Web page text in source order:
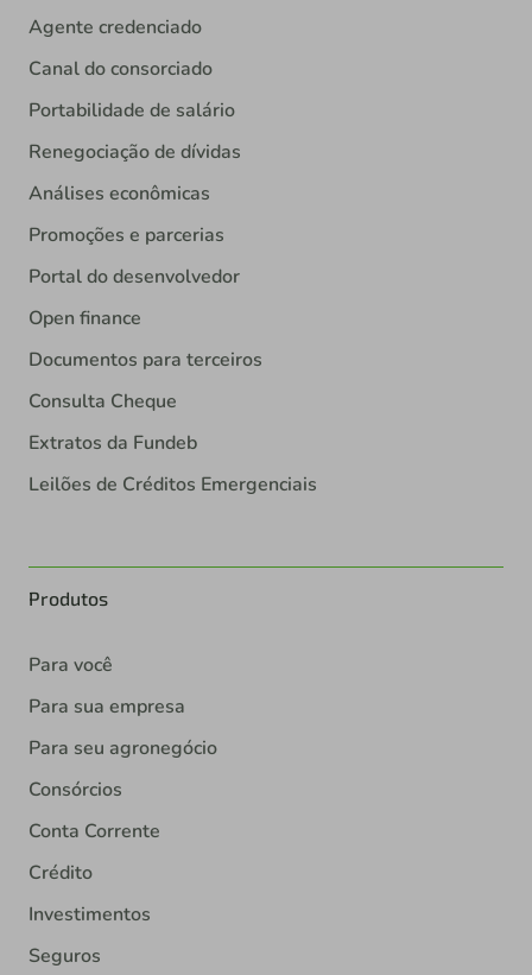
Agente credenciado
Canal do consorciado
Portabilidade de salário
Renegociação de dívidas
Análises econômicas
Promoções e parcerias
Portal do desenvolvedor
Open finance
Documentos para terceiros
Consulta Cheque
Extratos da Fundeb
Leilões de Créditos Emergenciais
Produtos
Para você
Para sua empresa
Para seu agronegócio
Consórcios
Conta Corrente
Crédito
Investimentos
Seguros